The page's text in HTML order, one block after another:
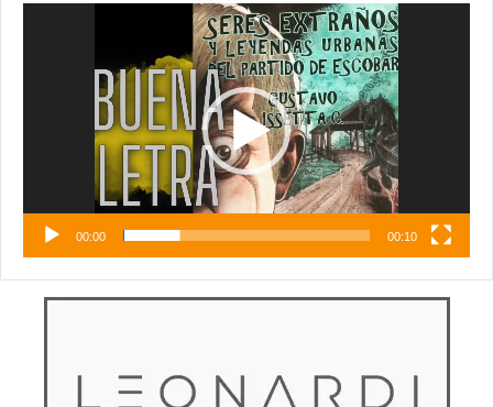
00:00 00:10